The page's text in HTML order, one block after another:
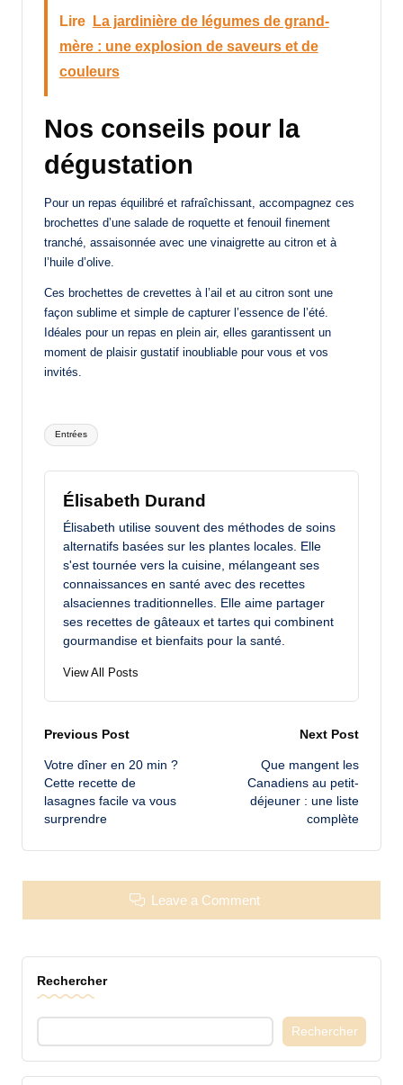
Lire
La jardinière de légumes de grand-
mère : une explosion de saveurs et de
couleurs
Nos conseils pour la
dégustation
Pour un repas équilibré et rafraîchissant, accompagnez ces
brochettes d’une salade de roquette et fenouil finement
tranché, assaisonnée avec une vinaigrette au citron et à
l’huile d’olive.
Ces brochettes de crevettes à l’ail et au citron sont une
façon sublime et simple de capturer l’essence de l’été.
Idéales pour un repas en plein air, elles garantissent un
moment de plaisir gustatif inoubliable pour vous et vos
invités.
Tags:
Entrées
Élisabeth Durand
Élisabeth utilise souvent des méthodes de soins
alternatifs basées sur les plantes locales. Elle
s'est tournée vers la cuisine, mélangeant ses
connaissances en santé avec des recettes
alsaciennes traditionnelles. Elle aime partager
ses recettes de gâteaux et tartes qui combinent
gourmandise et bienfaits pour la santé.
View All Posts
Post
navigation
Previous Post
Votre dîner en 20 min ?
Cette recette de
lasagnes facile va vous
surprendre
Next Post
Que mangent les
Canadiens au petit-
déjeuner : une liste
complète
Leave a Comment
Rechercher
Rechercher